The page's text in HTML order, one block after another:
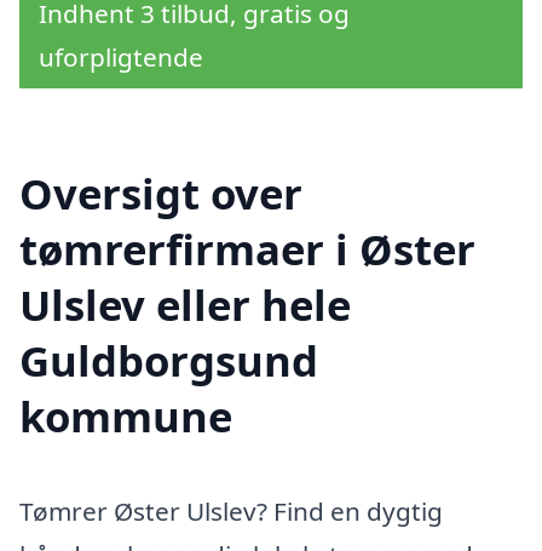
Indhent 3 tilbud, gratis og
uforpligtende
Oversigt over
tømrerfirmaer i Øster
Ulslev eller hele
Guldborgsund
kommune
Tømrer Øster Ulslev? Find en dygtig